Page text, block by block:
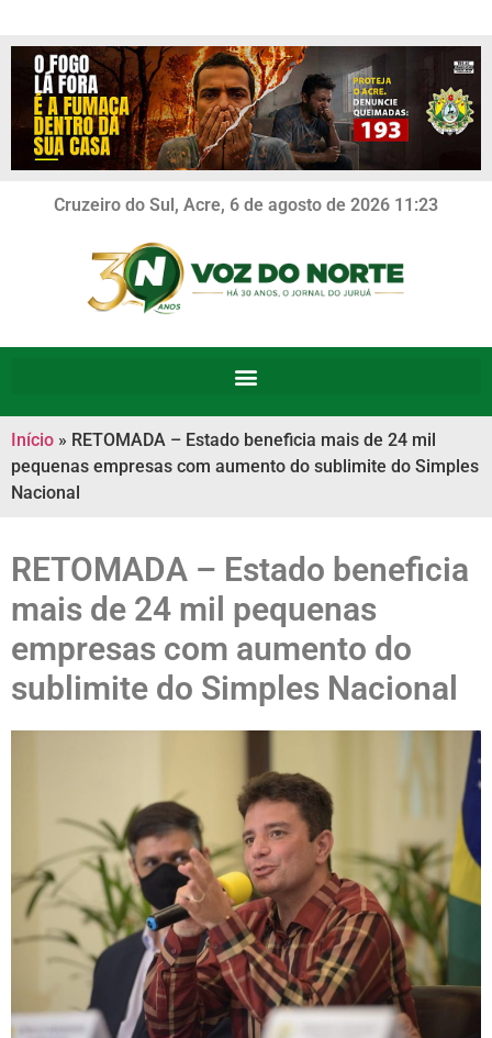
Cruzeiro do Sul, Acre, 6 de agosto de 2026 11:23
Início » RETOMADA – Estado beneficia mais de 24 mil
pequenas empresas com aumento do sublimite do Simples
Nacional
RETOMADA – Estado beneficia
mais de 24 mil pequenas
empresas com aumento do
sublimite do Simples Nacional